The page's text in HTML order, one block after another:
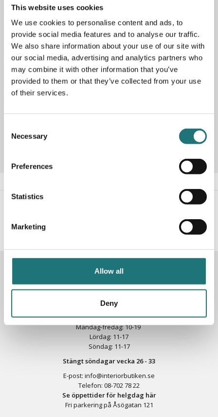
This website uses cookies
We use cookies to personalise content and ads, to
provide social media features and to analyse our traffic.
We also share information about your use of our site with
our social media, advertising and analytics partners who
may combine it with other information that you’ve
provided to them or that they’ve collected from your use
of their services.
Selection
Necessary
Preferences
Statistics
Marketing
Allow all
Deny
Hylla Bond är en prisbelönt modulär och flexibel hyllserie i
klassisk stilren design. Monteras enkelt utan verktyg, och
du väljer själv om du önskar placera den stående eller
vägghängd. Visas här i kombinationen W405 i lackad
valnöt som gör sig bäst för vägghängning. Finns även att
beställa i andra utföranden. Formgiven av designerduon
Main för Fogia.
Hyllsystemet Bond kan enkelt justeras och byggas ut eller
- följ oss i sociala medier för
KONTAKTA OSS
Butik
Götgatan 59
116 41 Stockholm
Måndag-fredag: 10-19
Lördag: 11-17
Söndag: 11-17
Stängt söndagar vecka 26 - 33
E-post: info@interiorbutiken.se
Telefon: 08-702 78 22
Se öppettider för helgdag här
Fri parkering på Åsögatan 121